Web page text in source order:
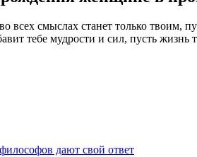
всех смыслах станет только твоим,
тебе мудрости и сил, пусть жизнь
дают свой ответ